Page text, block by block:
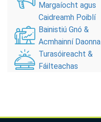
Margaíocht agus
Caidreamh Poiblí
Bainistiú Gnó &
Acmhainní Daonna
Turasóireacht &
Fáilteachas